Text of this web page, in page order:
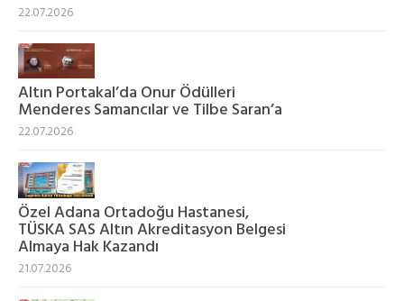
22.07.2026
Altın Portakal’da Onur Ödülleri
Menderes Samancılar ve Tilbe Saran’a
22.07.2026
Özel Adana Ortadoğu Hastanesi,
TÜSKA SAS Altın Akreditasyon Belgesi
Almaya Hak Kazandı
21.07.2026